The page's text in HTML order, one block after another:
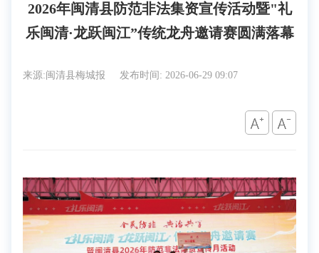
2026年闽清县防范非法集资宣传活动暨"礼
乐闽清·龙跃闽江”传统龙舟邀请赛圆满落幕
来源:闽清县梅城报 发布时间: 2026-06-29 09:07